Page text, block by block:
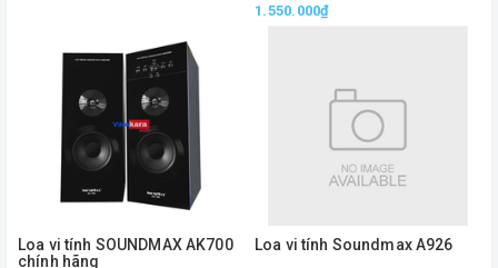
1.550.000₫
Loa vi tính SOUNDMAX AK700
chính hãng
Loa vi tính Soundmax A926